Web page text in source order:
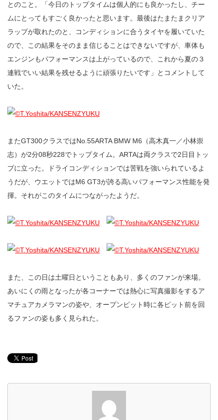
とのこと。「今日のトップタイムは個人的にも良かったし、チー
ムにとってもすごく良かったと思います。最後はたまたまクリア
ラップが取れたのと、コンディションに合うタイヤを履いていた
ので、この結果をそのまま信じることはできないですが、車体も
エンジンもパフォーマンスは上がっているので、これから夏の３
連戦でいい結果を残せるように頑張りたいです」とコメントして
いた。
またGT300クラスではNo.55ARTA BMW M6（高木真一／小林崇
志）が2分08秒228でトップタイム。ARTAは両クラスで2日目トッ
プに立った。ドライコンディションでは苦戦を強いられているよ
うだが、ウエットではM6 GT3が誇る高いパフォーマンス性能を発
揮。それがこのタイムにつながったようだ。
また、この日は土曜日ということもあり、多くのファンが来場。
あいにくの雨となったが各コーナーでは熱心に写真撮影をするア
マチュアカメラマンの姿や、オープンピット時に各ピット前を回
るファンの姿も多く見られた。